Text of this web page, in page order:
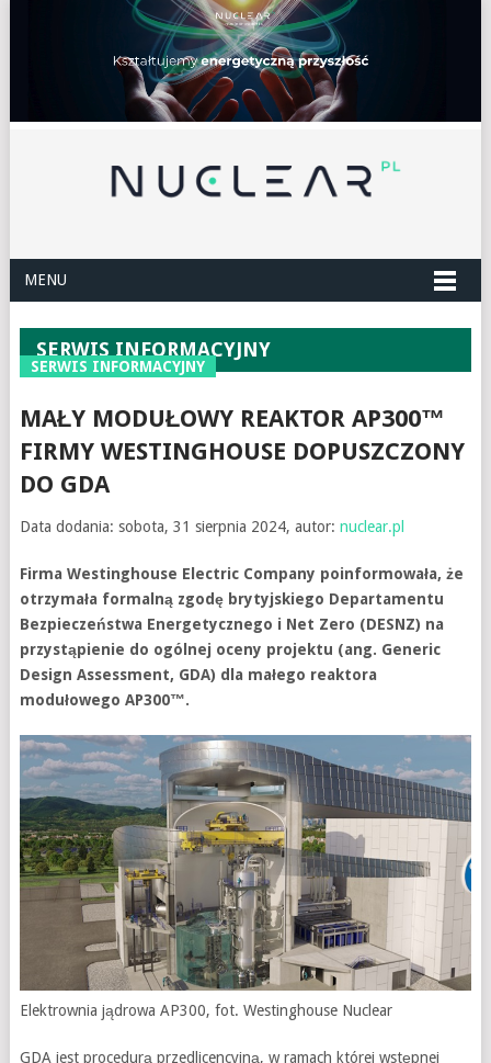
MENU
SERWIS INFORMACYJNY
MAŁY MODUŁOWY REAKTOR AP300™
FIRMY WESTINGHOUSE DOPUSZCZONY
DO GDA
Data dodania: sobota, 31 sierpnia 2024, autor: nuclear.pl
Firma Westinghouse Electric Company poinformowała, że
otrzymała formalną zgodę brytyjskiego Departamentu
Bezpieczeństwa Energetycznego i Net Zero (DESNZ) na
przystąpienie do ogólnej oceny projektu (ang. Generic
Design Assessment, GDA) dla małego reaktora
modułowego AP300™.
Elektrownia jądrowa AP300, fot. Westinghouse Nuclear
GDA jest procedurą przedlicencyjną, w ramach której wstępnej
SERWIS INFORMACYJNY